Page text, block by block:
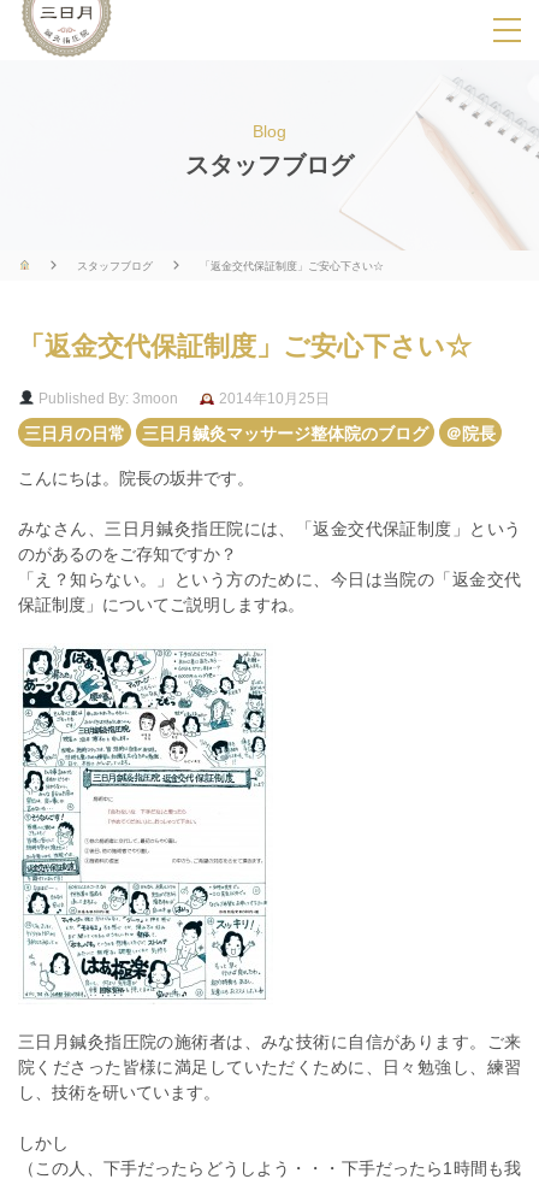
SPメニ
ー
展
用
ボ
Blog
スタッフブログ
スタッフブログ 「返金交代保証制度」ご安心下さい☆
「返金交代保証制度」ご安心下さい☆
Published By: 3moon
2014年10月25日
三日月の日常
三日月鍼灸マッサージ整体院のブログ ＠院長
こんにちは。院長の坂井です。
みなさん、三日月鍼灸指圧院には、「返金交代保証制度」という
のがあるのをご存知ですか？
「え？知らない。」という方のために、今日は当院の「返金交代
保証制度」についてご説明しますね。
三日月鍼灸指圧院の施術者は、みな技術に自信があります。ご来
院くださった皆様に満足していただくために、日々勉強し、練習
し、技術を研いています。
しかし
（この人、下手だったらどうしよう・・・下手だったら1時間も我